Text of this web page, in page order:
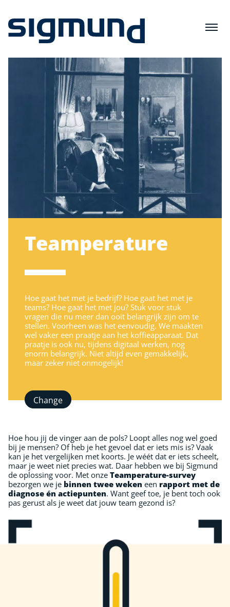
Teamperature
Hoe gaat het met je bedrijf? Hoe gaat het met je
teams? Hoe gaat het met jou? Stuk voor stuk
vragen die nu meer dan ooit belangrijk zijn om te
stellen. Voorheen was het eenvoudig. We maakten
wel vaker een praatje aan het koffieapparaat. Dat
praatje is ook nu, tijdens digitaal werken, nog
enorm belangrijk. Niet altijd even gemakkelijk,
maar zeker niet onmogelijk!
Change
Hoe hou jij de vinger aan de pols? Loopt alles nog wel goed
bij je mensen? Of heb je het gevoel dat er iets mis is? Vaak
kan je het vergelijken met koorts. Je wéét dat er iets scheelt,
maar je weet niet precies wat. Daar hebben we bij Sigmund
de oplossing voor. Met onze Teamperature-survey
bezorgen we je binnen twee weken een rapport met de
diagnose én actiepunten. Want geef toe, je bent toch ook
pas gerust als je weet dat jouw team gezond is?